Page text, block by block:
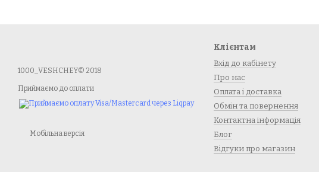
1000_VESHCHEY© 2018
Приймаємо до оплати
Мобільна версія
Клієнтам
Вхід до кабінету
Про нас
Оплата і доставка
Обмін та повернення
Контактна інформація
Блог
Відгуки про магазин